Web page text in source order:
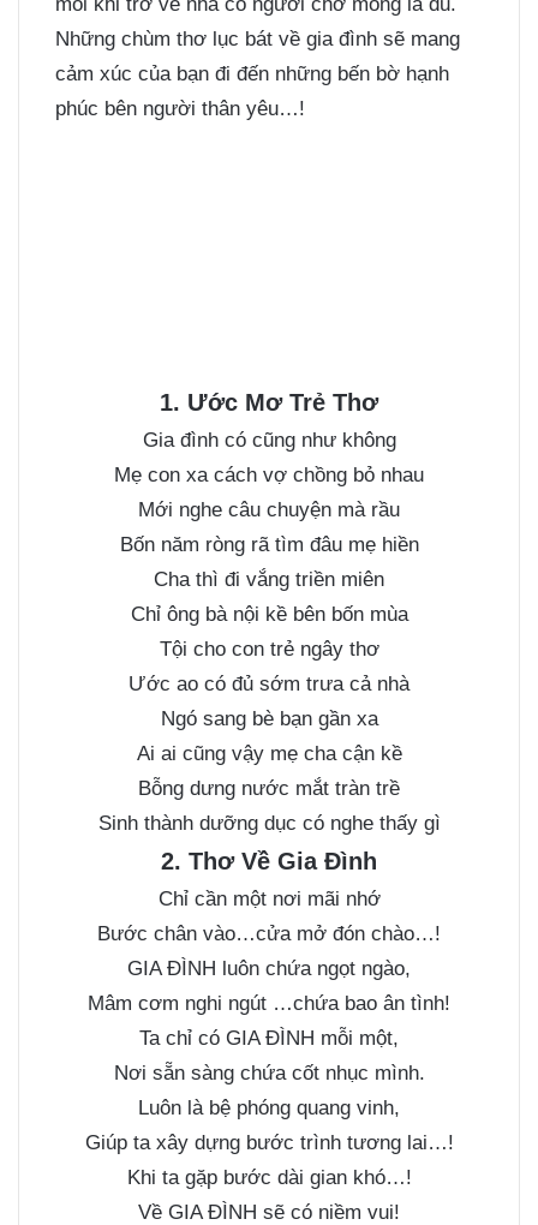
Những chùm thơ lục bát về gia đình sẽ mang
cảm xúc của bạn đi đến những bến bờ hạnh
phúc bên người thân yêu…!
1. Ước Mơ Trẻ Thơ
Gia đình có cũng như không
Mẹ con xa cách vợ chồng bỏ nhau
Mới nghe câu chuyện mà rầu
Bốn năm ròng rã tìm đâu mẹ hiền
Cha thì đi vắng triền miên
Chỉ ông bà nội kề bên bốn mùa
Tội cho con trẻ ngây thơ
Ước ao có đủ sớm trưa cả nhà
Ngó sang bè bạn gần xa
Ai ai cũng vậy mẹ cha cận kề
Bỗng dưng nước mắt tràn trề
Sinh thành dưỡng dục có nghe thấy gì
2. Thơ Về Gia Đình
Chỉ cần một nơi mãi nhớ
Bước chân vào…cửa mở đón chào…!
GIA ĐÌNH luôn chứa ngọt ngào,
Mâm cơm nghi ngút …chứa bao ân tình!
Ta chỉ có GIA ĐÌNH mỗi một,
Nơi sẵn sàng chứa cốt nhục mình.
Luôn là bệ phóng quang vinh,
Giúp ta xây dựng bước trình tương lai…!
Khi ta gặp bước dài gian khó…!
Về GIA ĐÌNH sẽ có niềm vui!